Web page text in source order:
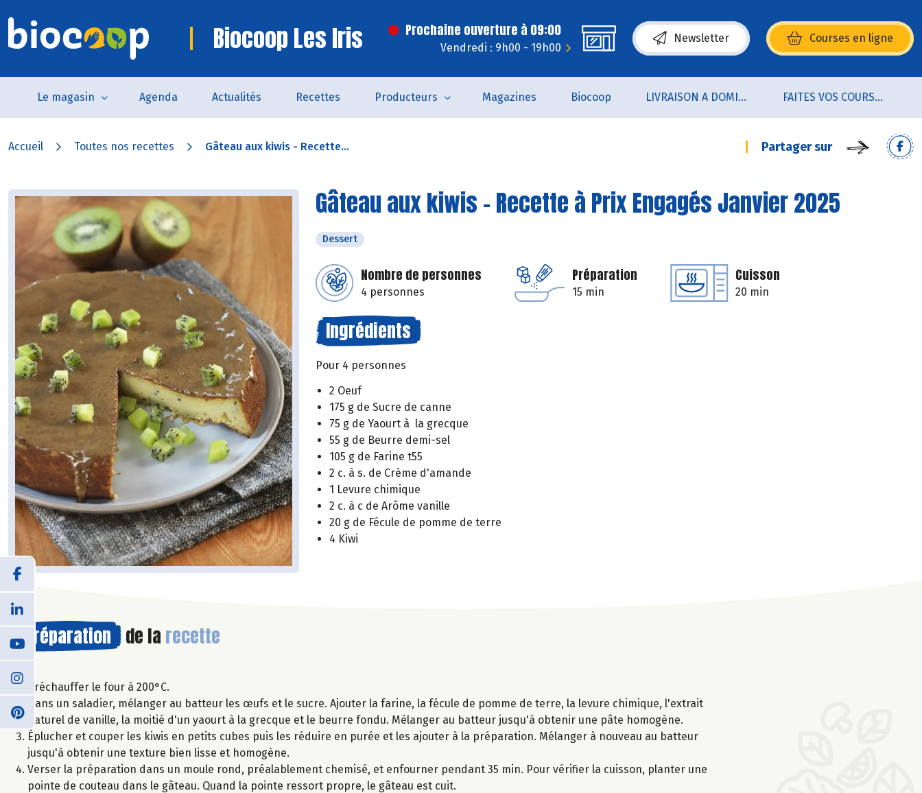
Biocoop Les Iris Prochaine ouverture à 09:00
Vendredi : 9h00 - 19h00
Newsletter Courses en ligne
(s’ouvre dans une nouvelle fenêtre)
Le magasin Agenda Actualités Recettes Producteurs Magazines Biocoop LIVRAISON A DOMICILE (sur notre click & collect) FAITES VOS COURSES EN LIGNE !
Accueil Toutes nos recettes Gâteau aux kiwis - Recette... Partager sur
Gâteau aux kiwis - Recette à Prix Engagés Janvier 2025
Dessert
Nombre de personnes
4 personnes
Préparation
15 min
Cuisson
20 min
Ingrédients
Pour 4 personnes
2 Oeuf
175 g de Sucre de canne
75 g de Yaourt à la grecque
55 g de Beurre demi-sel
105 g de Farine t55
2 c. à s. de Crème d'amande
1 Levure chimique
2 c. à c de Arôme vanille
20 g de Fécule de pomme de terre
4 Kiwi
Préparation de la recette
Préchauffer le four à 200°C.
Dans un saladier, mélanger au batteur les œufs et le sucre. Ajouter la farine, la fécule de pomme de terre, la levure chimique, l'extrait
naturel de vanille, la moitié d'un yaourt à la grecque et le beurre fondu. Mélanger au batteur jusqu'à obtenir une pâte homogène.
Éplucher et couper les kiwis en petits cubes puis les réduire en purée et les ajouter à la préparation. Mélanger à nouveau au batteur
jusqu'à obtenir une texture bien lisse et homogène.
Verser la préparation dans un moule rond, préalablement chemisé, et enfourner pendant 35 min. Pour vérifier la cuisson, planter une
pointe de couteau dans le gâteau. Quand la pointe ressort propre, le gâteau est cuit.